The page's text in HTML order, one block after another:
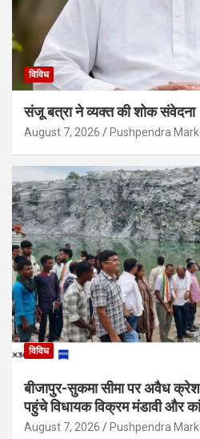
विविध
संजू बत्रा ने व्यक्त की शोक संवेदना
August 7, 2026 Pushpendra
विविध
बीजापुर-सुकमा सीमा पर अवैध
पहुंचे विधायक विक्रम मंडावी और
August 7, 2026 Pushpendra